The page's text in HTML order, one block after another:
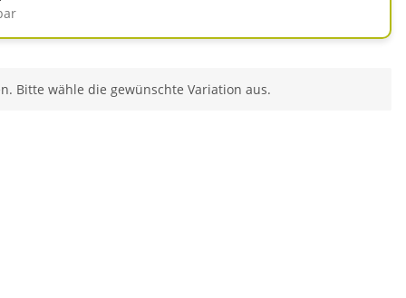
Bitte wähle die gewünschte Variation aus.